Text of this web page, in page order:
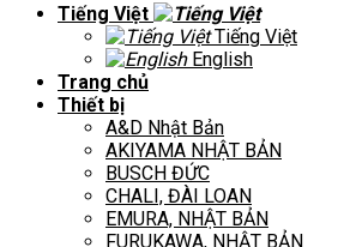
Tiếng Việt
Tiếng Việt
English
Trang chủ
Thiết bị
A&D Nhật Bản
AKIYAMA NHẬT BẢN
BUSCH ĐỨC
CHALI, ĐÀI LOAN
EMURA, NHẬT BẢN
FURUKAWA, NHẬT BẢN